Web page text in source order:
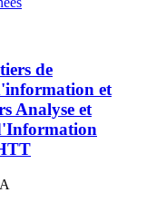
de
et
Analyse et